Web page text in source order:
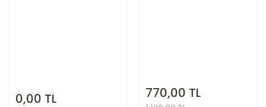
0,00 TL 770,00 TL